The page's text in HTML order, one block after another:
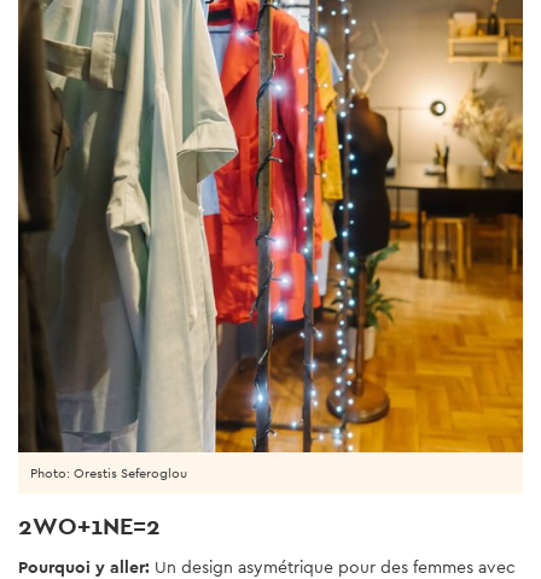
2WO+1NE=2
Pourquoi y aller: Un design asymétrique pour des femmes avec
Photo: Orestis Seferoglou